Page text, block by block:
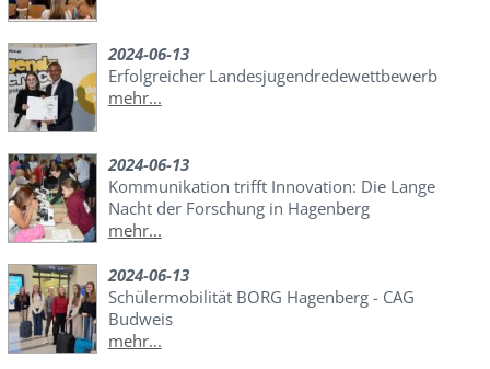
2024-06-13
Erfolgreicher Landesjugendredewettbewerb
mehr...
2024-06-13
Kommunikation trifft Innovation: Die Lange
Nacht der Forschung in Hagenberg
mehr...
2024-06-13
Schülermobilität BORG Hagenberg - CAG
Budweis
mehr...